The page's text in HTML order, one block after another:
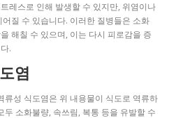
레스로 인해 발생할 수 있지만, 위염이나
질 수 있습니다. 이러한 질병들은 소화
해칠 수 있으며, 이는 다시 피로감을 증
.
염
류성 식도염은 위 내용물이 식도로 역류하
소화불량, 속쓰림, 복통 등을 유발할 수